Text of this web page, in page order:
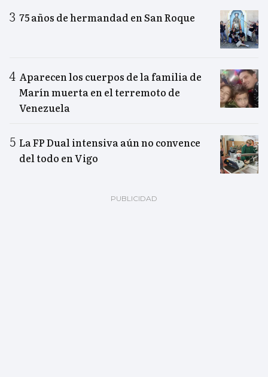
75 años de hermandad en San Roque
Aparecen los cuerpos de la familia de
Marín muerta en el terremoto de
Venezuela
La FP Dual intensiva aún no convence
del todo en Vigo